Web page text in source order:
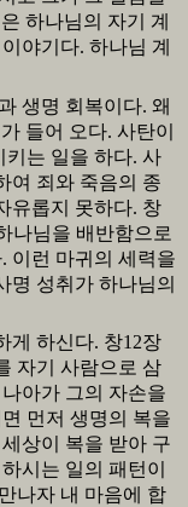
하나님의 자기 계
야기다. 하나님 계
생명 회복이다. 왜
들어 오다. 사탄이
키는 일을 하다. 사
여 죄와 죽음의 종
유롭지 못하다. 창
나님을 배반함으로
. 이런 마귀의 세력을
명 성취가 하나님의
게 하신다. 창12장
자기 사람으로 삼
나아가 그의 자손을
먼저 생명의 복을
상이 복을 받아 구
시는 일의 패턴이
나자 내 마음에 합